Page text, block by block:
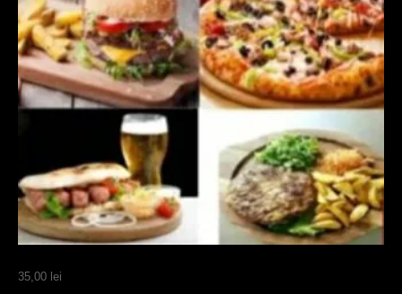
35,00 lei